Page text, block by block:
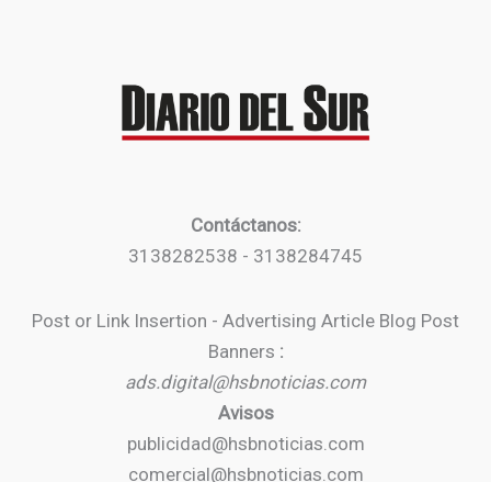
Contáctanos:
3138282538 - 3138284745
Post or Link Insertion - Advertising Article Blog Post
Banners :
ads.digital@hsbnoticias.com
Avisos
publicidad@hsbnoticias.com
comercial@hsbnoticias.com